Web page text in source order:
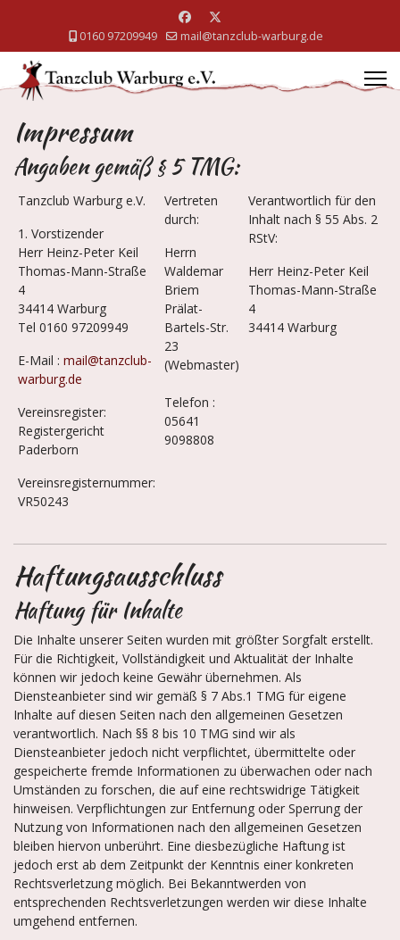
0160 97209949 mail@tanzclub-warburg.de
Impressum
Angaben gemäß § 5 TMG:
Tanzclub Warburg e.V.
1. Vorstizender
Herr Heinz-Peter Keil
Thomas-Mann-Straße
4
34414 Warburg
Tel 0160 97209949
E-Mail : mail@tanzclub-
warburg.de
Vereinsregister:
Registergericht
Paderborn
Vereinsregisternummer:
VR50243
Vertreten
durch:
Herrn
Waldemar
Briem
Prälat-
Bartels-Str.
23
(Webmaster)
Telefon :
05641
9098808
Verantwortlich für den
Inhalt nach § 55 Abs. 2
RStV:
Herr Heinz-Peter Keil
Thomas-Mann-Straße
4
34414 Warburg
Haftungsausschluss
Haftung für Inhalte
Die Inhalte unserer Seiten wurden mit größter Sorgfalt erstellt.
Für die Richtigkeit, Vollständigkeit und Aktualität der Inhalte
können wir jedoch keine Gewähr übernehmen. Als
Diensteanbieter sind wir gemäß § 7 Abs.1 TMG für eigene
Inhalte auf diesen Seiten nach den allgemeinen Gesetzen
verantwortlich. Nach §§ 8 bis 10 TMG sind wir als
Diensteanbieter jedoch nicht verpflichtet, übermittelte oder
gespeicherte fremde Informationen zu überwachen oder nach
Umständen zu forschen, die auf eine rechtswidrige Tätigkeit
hinweisen. Verpflichtungen zur Entfernung oder Sperrung der
Nutzung von Informationen nach den allgemeinen Gesetzen
bleiben hiervon unberührt. Eine diesbezügliche Haftung ist
jedoch erst ab dem Zeitpunkt der Kenntnis einer konkreten
Rechtsverletzung möglich. Bei Bekanntwerden von
entsprechenden Rechtsverletzungen werden wir diese Inhalte
umgehend entfernen.